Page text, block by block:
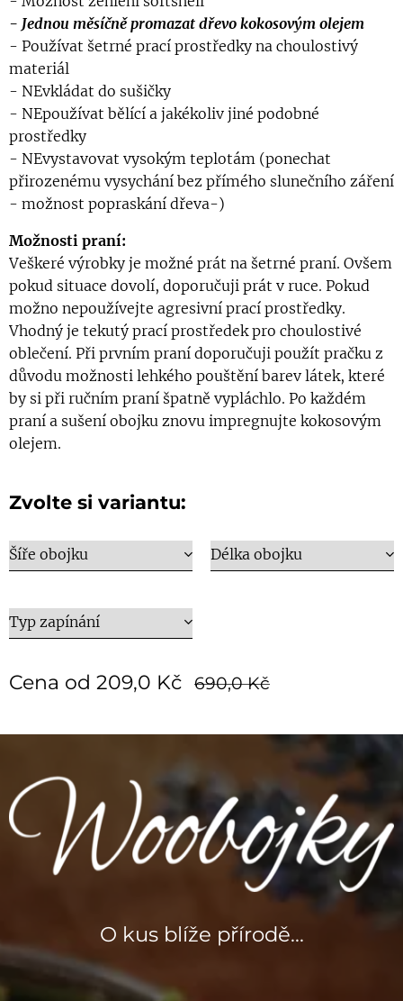
- Jednou měsíčně promazat dřevo kokosovým olejem
- Používat šetrné prací prostředky na choulostivý
materiál
- NEvkládat do sušičky
- NEpoužívat bělící a jakékoliv jiné podobné
prostředky
- NEvystavovat vysokým teplotám (ponechat
přirozenému vysychání bez přímého slunečního záření
- možnost popraskání dřeva-)
Možnosti praní:
Veškeré výrobky je možné prát na šetrné praní. Ovšem
pokud situace dovolí, doporučuji prát v ruce. Pokud
možno nepoužívejte agresivní prací prostředky.
Vhodný je tekutý prací prostředek pro choulostivé
oblečení. Při prvním praní doporučuji použít pračku z
důvodu možnosti lehkého pouštění barev látek, které
by si při ručním praní špatně vypláchlo. Po každém
praní a sušení obojku znovu impregnujte kokosovým
olejem.
Zvolte si variantu:
Šíře obojku Délka obojku
Typ zapínání
Cena od 209,0 Kč 690,0Kč
O kus blíže přírodě...